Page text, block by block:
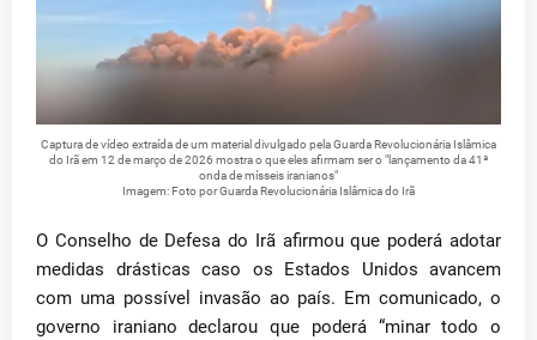
Captura de vídeo extraída de um material divulgado pela Guarda Revolucionária Islâmica
do Irã em 12 de março de 2026 mostra o que eles afirmam ser o "lançamento da 41ª
onda de mísseis iranianos"
Imagem: Foto por Guarda Revolucionária Islâmica do Irã
O Conselho de Defesa do Irã afirmou que poderá adotar
medidas drásticas caso os Estados Unidos avancem
com uma possível invasão ao país. Em comunicado, o
governo iraniano declarou que poderá “minar todo o